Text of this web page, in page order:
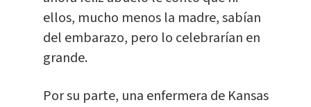
ellos, mucho menos la madre, sabían
del embarazo, pero lo celebrarían en
grande.
Por su parte, una enfermera de Kansas